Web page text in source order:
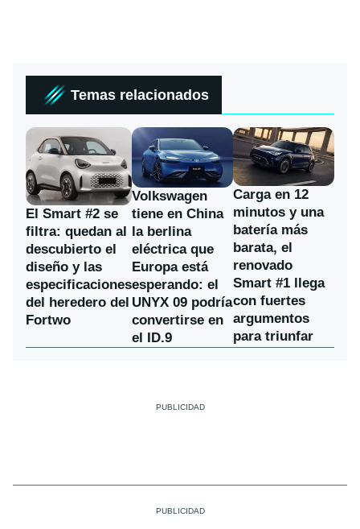
Temas relacionados
El Smart #2 se
filtra: quedan al
descubierto el
diseño y las
especificaciones
del heredero del
Fortwo
Volkswagen
tiene en China
la berlina
eléctrica que
Europa está
esperando: el
UNYX 09 podría
convertirse en
el ID.9
Carga en 12
minutos y una
batería más
barata, el
renovado
Smart #1 llega
con fuertes
argumentos
para triunfar